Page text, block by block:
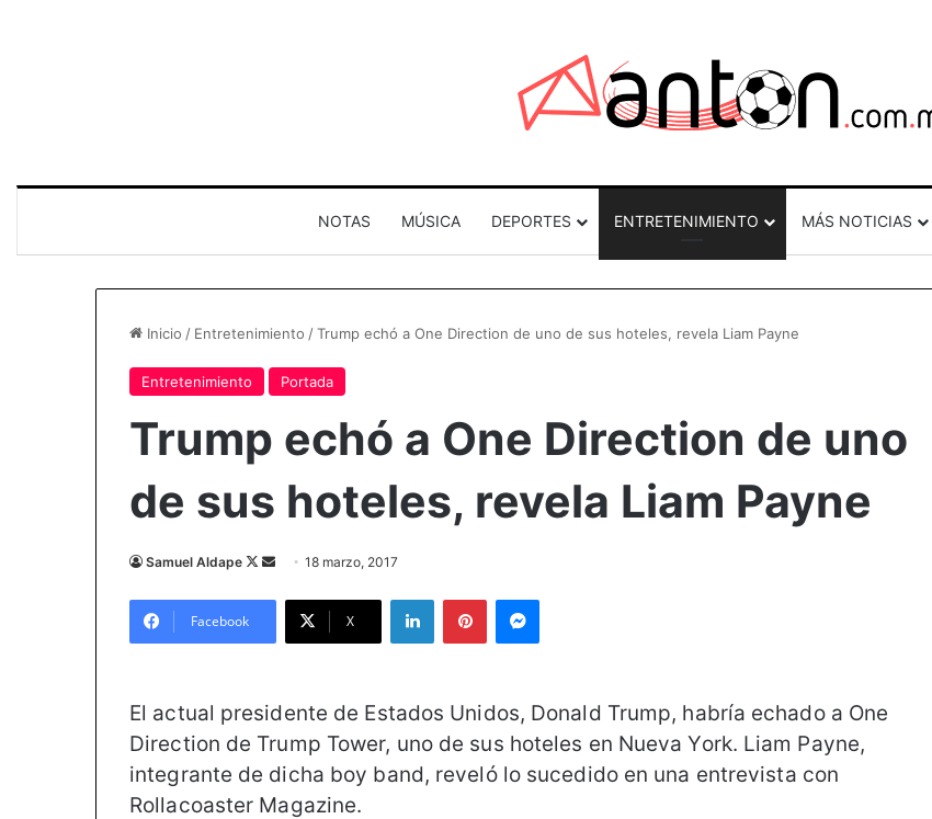
NOTAS MÚSICA DEPORTES ENTRETENIMIENTO MÁS NOTICIAS
Inicio / Entretenimiento /Trump echó a One Direction de uno de sus hoteles, revela Liam Payne
Entretenimiento Portada
Trump echó a One Direction de uno
de sus hoteles, revela Liam Payne
Samuel Aldape
F
l
o
X
d
e
m
a
i
18 marzo, 2017
Facebook X
El actual presidente de Estados Unidos, Donald Trump, habría echado a One
Direction de Trump Tower, uno de sus hoteles en Nueva York. Liam Payne,
integrante de dicha boy band, reveló lo sucedido en una entrevista con
Rollacoaster Magazine.